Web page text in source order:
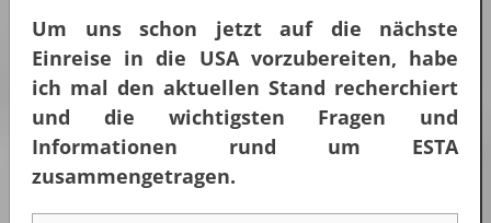
Um uns schon jetzt auf die nächste
Einreise in die USA vorzubereiten, habe
ich mal den aktuellen Stand recherchiert
und die wichtigsten Fragen und
Informationen rund um ESTA
zusammengetragen.